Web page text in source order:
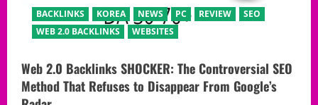
문
하
는
이
포
츠
베
BACKLINKS KOREA NEWS PC REVIEW
SEO
WEB 2.0 BACKLINKS
WEBSITES
Web 2.0 Backlinks SHOCKER: The Controversial SEO
Method That Refuses to Disappear From Google’s